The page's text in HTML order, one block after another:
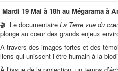
Mardi 19 Mai à 18h au Mégarama à
🎬 Le documentaire La Terre vue du
plonge au cœur des grands enjeux
À travers des images fortes et des
liens qui unissent l’être humain à la